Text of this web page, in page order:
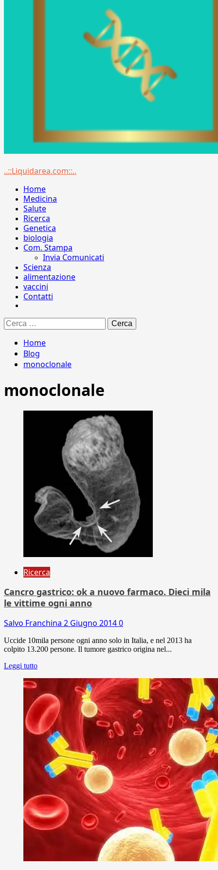
Menu
..::Liquidarea.com::..
Home
Medicina
Salute
Ricerca
Genetica
biologia
Com. Stampa
Invia Comunicati
Scienza
alimentazione
vaccini
Contatti
Ricerca
per:
Home
Blog
monoclonale
monoclonale
Ricerca
Cancro gastrico: ok a nuovo farmaco. Dieci mila
le vittime ogni anno
Salvo Franchina 2 Giugno 20140
Uccide 10mila persone ogni anno solo in Italia, e nel 2013 ha
colpito 13.200 persone. Il tumore gastrico origina nel...
Leggi tutto